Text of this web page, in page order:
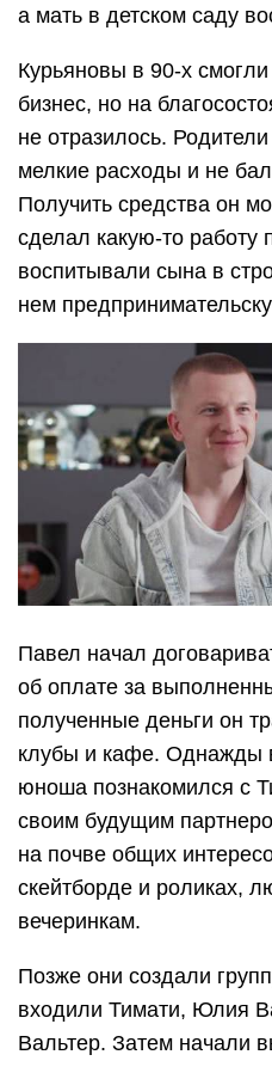
а мать в детском саду
Курьяновы в 90-х
бизнес, но на
не отразилось.
мелкие расходы и не
Получить средства он
сделал какую-то работу
воспитывали сына в
нем
Павел начал
об оплате за
полученные деньги он
клубы и кафе. Однажды
юноша познакомился с
своим будущим
на почве общих
скейтборде и роликах,
вечеринкам.
Позже они создали
входили Тимати, Юлия
Вальтер. Затем начали